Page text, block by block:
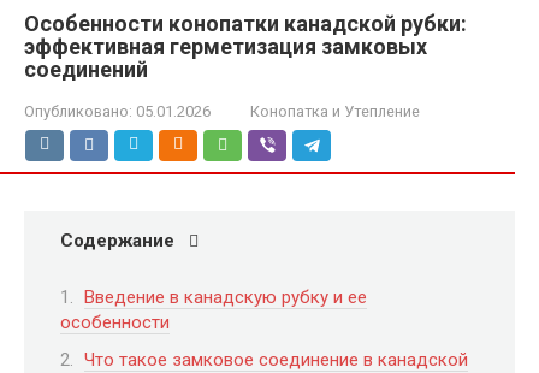
Особенности конопатки канадской рубки:
эффективная герметизация замковых
соединений
Опубликовано: 05.01.2026 Конопатка и Утепление
Содержание
Введение в канадскую рубку и ее
особенности
Что такое замковое соединение в канадской